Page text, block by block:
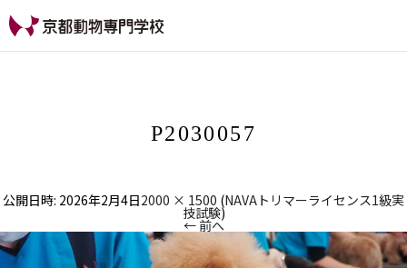
門学校
P2030057
公開日時: 2026年2月4日2000 × 1500 (NAVAトリマーライセンス1級実
技試験)
← 前へ